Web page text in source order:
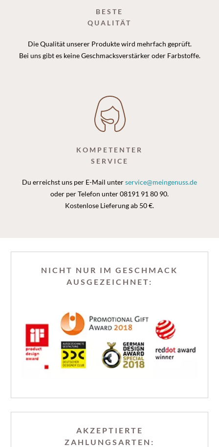
BESTE
QUALITÄT
Die Qualität unserer Produkte wird mehrfach geprüft.
Bei uns gibt es keine Geschmacksverstärker oder Farbstoffe.
KOMPETENTER
SERVICE
Du erreichst uns per E-Mail unterservice@meingenuss.de
oder per Telefon unter 08191 91 80 90.
Kostenlose Lieferung ab 50 €.
NICHT NUR IM GESCHMACK
AUSGEZEICHNET:
AKZEPTIERTE
ZAHLUNGSARTEN: